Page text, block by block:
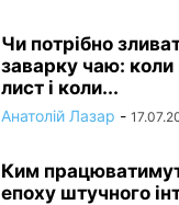
Чи потрібно
заварку чаю:
лист і коли...
Анатолій Лазар -
Ким
епоху штучного